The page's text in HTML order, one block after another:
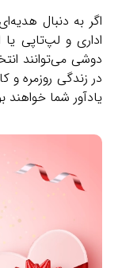
اگر به دنبال
اداری و لپ‌تاپی
دوشی می‌توانند
در زندگی روزمره و
یادآور شما خواهند